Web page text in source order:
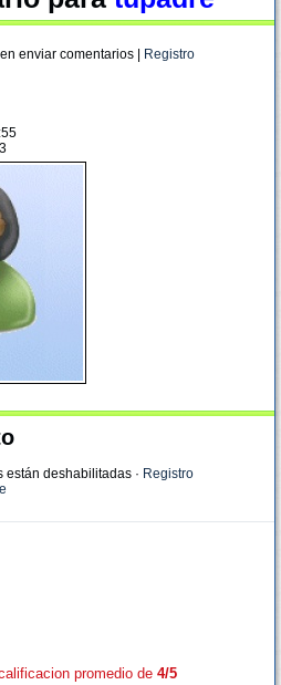
enviar comentarios | Registro
están deshabilitadas · Registro
promedio de 4/5